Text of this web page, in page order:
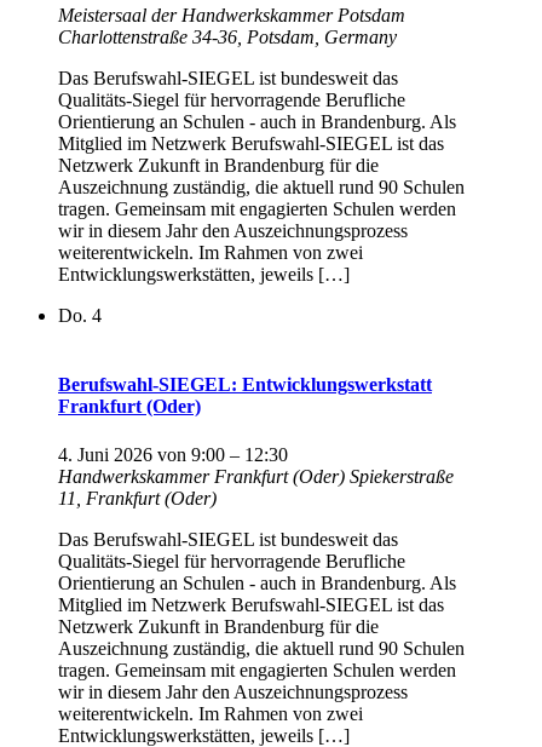
Meistersaal der Handwerkskammer Potsdam
Charlottenstraße 34-36, Potsdam, Germany
Das Berufswahl-SIEGEL ist bundesweit das
Qualitäts-Siegel für hervorragende Berufliche
Orientierung an Schulen - auch in Brandenburg. Als
Mitglied im Netzwerk Berufswahl-SIEGEL ist das
Netzwerk Zukunft in Brandenburg für die
Auszeichnung zuständig, die aktuell rund 90 Schulen
tragen. Gemeinsam mit engagierten Schulen werden
wir in diesem Jahr den Auszeichnungsprozess
weiterentwickeln. Im Rahmen von zwei
Entwicklungswerkstätten, jeweils […]
Do. 4
Berufswahl-SIEGEL: Entwicklungswerkstatt
Frankfurt (Oder)
4. Juni 2026 von 9:00 – 12:30
Handwerkskammer Frankfurt (Oder) Spiekerstraße
11, Frankfurt (Oder)
Das Berufswahl-SIEGEL ist bundesweit das
Qualitäts-Siegel für hervorragende Berufliche
Orientierung an Schulen - auch in Brandenburg. Als
Mitglied im Netzwerk Berufswahl-SIEGEL ist das
Netzwerk Zukunft in Brandenburg für die
Auszeichnung zuständig, die aktuell rund 90 Schulen
tragen. Gemeinsam mit engagierten Schulen werden
wir in diesem Jahr den Auszeichnungsprozess
weiterentwickeln. Im Rahmen von zwei
Entwicklungswerkstätten, jeweils […]